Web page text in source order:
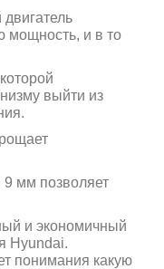
мощность, и в то
выйти из
мм позволяет
и экономичный
Hyundai.
понимания какую